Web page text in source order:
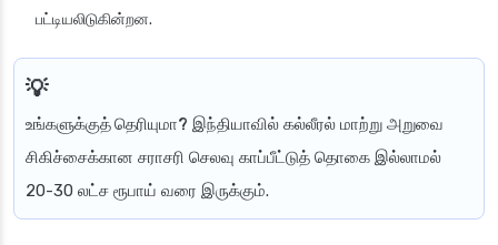
பட்டியலிடுகின்றன.
உங்களுக்குத் தெரியுமா? இந்தியாவில் கல்லீரல் மாற்று அறுவை
சிகிச்சைக்கான சராசரி செலவு காப்பீட்டுத் தொகை இல்லாமல்
20-30 லட்ச ரூபாய் வரை இருக்கும்.